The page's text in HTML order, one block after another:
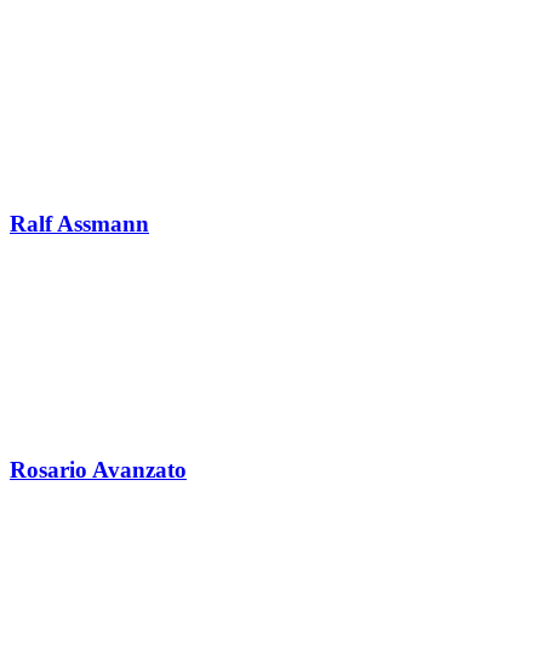
Ralf Assmann
Rosario Avanzato